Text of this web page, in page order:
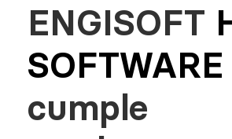
ENGISOFT
SOFTWARE
cumple